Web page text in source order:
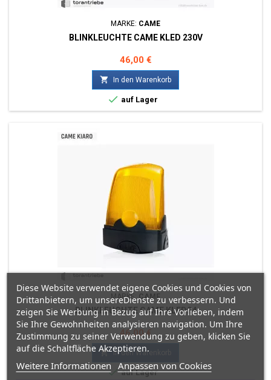
MARKE: CAME
BLINKLEUCHTE CAME KLED 230V
Preis
46,00 €
 In den Warenkorb
 auf Lager
MARKE: CAME
BLINKLEUCHTE CAME KLED24
Preis
46,00 €
 In den Warenkorb
auf Lager
Diese Website verwendet eigene Cookies und Cookies von
Drittanbietern, um unsereDienste zu verbessern. Und
zeigen Sie Werbung in Bezug auf Ihre Vorlieben, indem
Sie Ihre Gewohnheiten analysieren navigation. Um Ihre
Zustimmung zu seiner Verwendung zu geben, klicken Sie
auf die Schaltfläche Akzeptieren.
Weitere Informationen Anpassen von Cookies